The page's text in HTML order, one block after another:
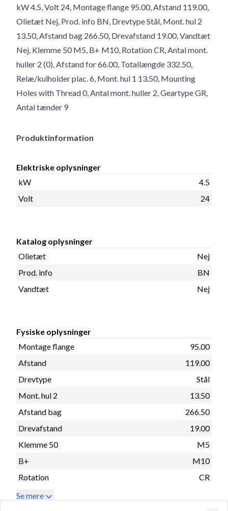
kW 4.5, Volt 24, Montage flange 95.00, Afstand 119.00,
Olietæt Nej, Prod. info BN, Drevtype Stål, Mont. hul 2
13.50, Afstand bag 266.50, Drevafstand 19.00, Vandtæt
Nej, Klemme 50 M5, B+ M10, Rotation CR, Antal mont.
huller 2 (0), Afstand for 66.00, Totallængde 332.50,
Relæ/kulholder plac. 6, Mont. hul 1 13.50, Mounting
Holes with Thread 0, Antal mont. huller 2, Geartype GR,
Antal tænder 9
Produktinformation
Elektriske oplysninger
kW
4.5
Volt
24
Katalog oplysninger
Olietæt
Nej
Prod. info
BN
Vandtæt
Nej
Fysiske oplysninger
Montage flange
95.00
Afstand
119.00
Drevtype
Stål
Mont. hul 2
13.50
Afstand bag
266.50
Drevafstand
19.00
Klemme 50
M5
B+
M10
Rotation
CR
Se mere